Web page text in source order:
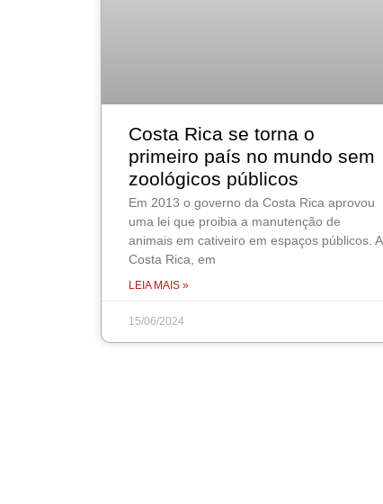
Costa Rica se torna o
primeiro país no mundo sem
zoológicos públicos
Em 2013 o governo da Costa Rica aprovou
uma lei que proibia a manutenção de
animais em cativeiro em espaços públicos. A
Costa Rica, em
LEIA MAIS »
15/06/2024